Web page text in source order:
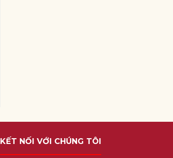
KẾT NỐI VỚI CHÚNG TÔI